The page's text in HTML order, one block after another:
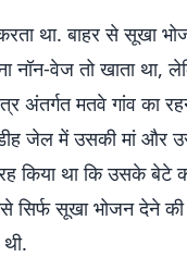
था. बाहर से सूखा
नॉन-वेज तो खाता था,
अंतर्गत मतवे गांव का
जेल में उसकी मां और
किया था कि उसके बेटे
सिर्फ सूखा भोजन देने की